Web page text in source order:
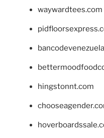
waywardtees.com
hingstonnt.com